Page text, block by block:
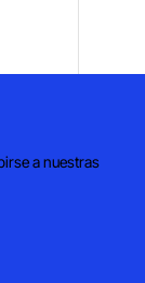
a nuestras